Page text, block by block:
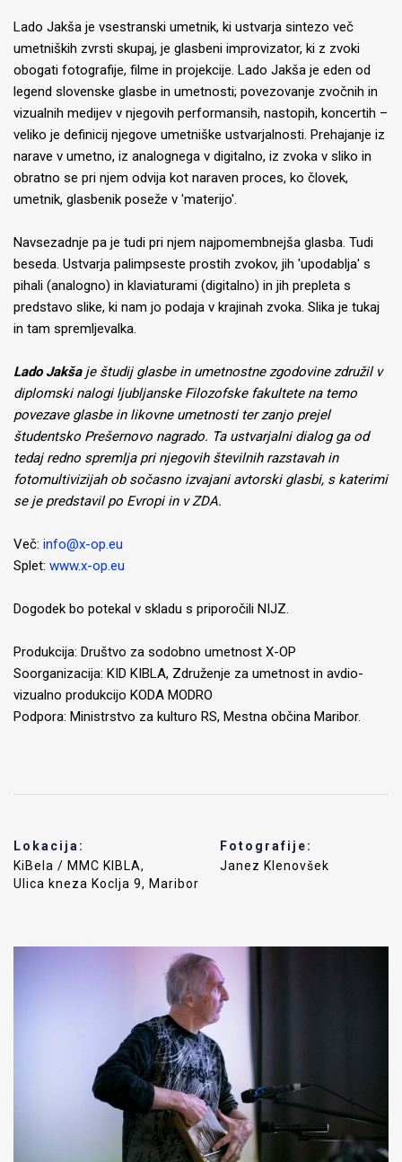
Lado Jakša je vsestranski umetnik, ki ustvarja sintezo več
umetniških zvrsti skupaj, je glasbeni improvizator, ki z zvoki
obogati fotografije, filme in projekcije. Lado Jakša je eden od
legend slovenske glasbe in umetnosti; povezovanje zvočnih in
vizualnih medijev v njegovih performansih, nastopih, koncertih –
veliko je definicij njegove umetniške ustvarjalnosti. Prehajanje iz
narave v umetno, iz analognega v digitalno, iz zvoka v sliko in
obratno se pri njem odvija kot naraven proces, ko človek,
umetnik, glasbenik poseže v 'materijo'.
Navsezadnje pa je tudi pri njem najpomembnejša glasba. Tudi
beseda. Ustvarja palimpseste prostih zvokov, jih 'upodablja' s
pihali (analogno) in klaviaturami (digitalno) in jih prepleta s
predstavo slike, ki nam jo podaja v krajinah zvoka. Slika je tukaj
in tam spremljevalka.
Lado Jakšaje študij glasbe in umetnostne zgodovine združil v
diplomski nalogi ljubljanske Filozofske fakultete na temo
povezave glasbe in likovne umetnosti ter zanjo prejel
študentsko Prešernovo nagrado. Ta ustvarjalni dialog ga od
tedaj redno spremlja pri njegovih številnih razstavah in
fotomultivizijah ob sočasno izvajani avtorski glasbi, s katerimi
se je predstavil po Evropi in v ZDA.
Več: info@x-op.eu
Splet: www.x-op.eu
Dogodek bo potekal v skladu s priporočili NIJZ.
Produkcija: Društvo za sodobno umetnost X-OP
Soorganizacija: KID KIBLA, Združenje za umetnost in avdio-
vizualno produkcijo KODA MODRO
Podpora: Ministrstvo za kulturo RS, Mestna občina Maribor.
Lokacija:
KiBela / MMC KIBLA,
Ulica kneza Koclja 9, Maribor
Fotografije:
Janez Klenovšek